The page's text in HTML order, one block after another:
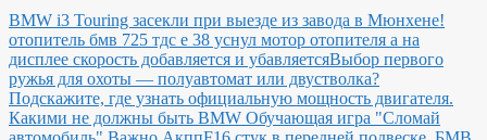
BMW i3 Touring засекли при выезде из завода в Мюнхене!
отопитель бмв 725 тдс е 38 уснул мотор отопителя а на
дисплее скорость добавляется и убавляетсяВыбор первого
ружья для охоты — полуавтомат или двустволка?
Подскажите, где узнать официальную мощность двигателя.
Какими не должны быть BMW Обучающая игра "Сломай